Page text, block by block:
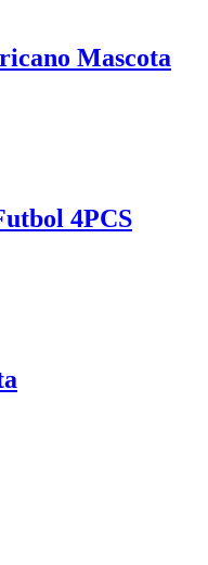
Mascota
4PCS